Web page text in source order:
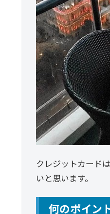
クレジットカード
いと思います。
何のポイン